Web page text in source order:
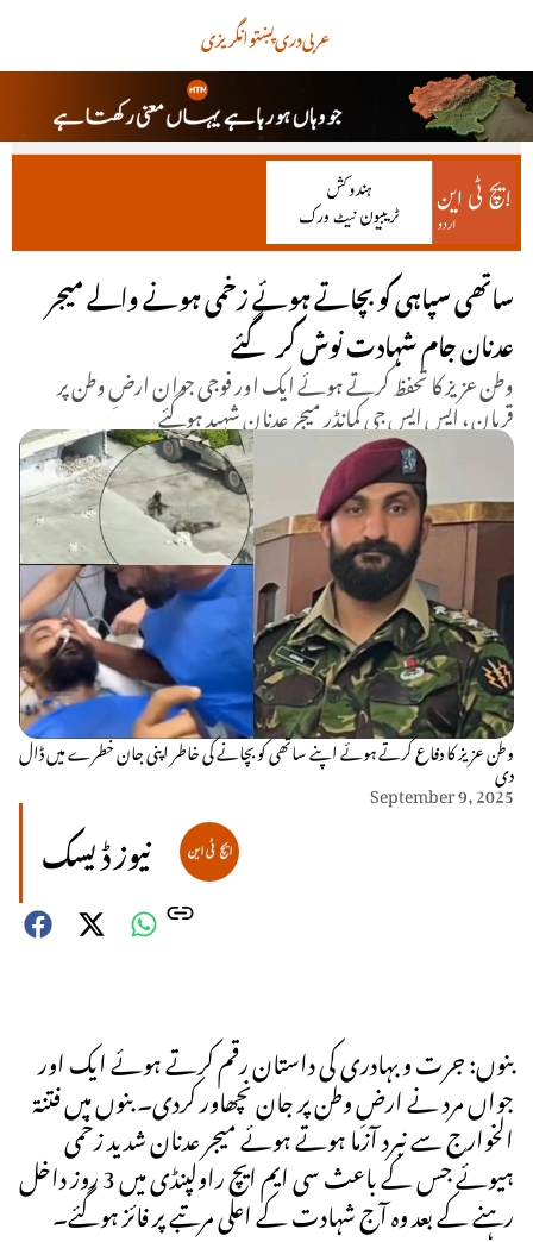
انگریزیپښتودریعربی
ساتھی سپاہی کو بچاتے ہوئے زخمی ہونے والے میجر
عدنان جام شہادت نوش کر گئے
وطن عزیز کا تحفظ کرتے ہوئے ایک اور فوجی جوان ارضِ وطن پر
قربان ، ایس ایس جی کمانڈر میجر عدنان شہید ہوگئے
وطن عزیز کا دفاع کرتے ہوئے اپنے ساتھی کو بچانے کی خاطر اپنی جان خطرے میں ڈال
دی
September 9, 2025
نیوز ڈیسک
بنوں: جرت و بہادری کی داستان رقم کرتے ہوئے ایک اور
جواں مرد نے ارضِ وطن پر جان نچھاور کردی۔ بنوں میں فتنۃ
الخوارج سے نبرد آزما ہوتے ہوئے میجر عدنان شدید زخمی
ہیوئے جس کے باعث سی ایم ایچ راولپنڈی میں 3 روز داخل
رہنے کے بعد وہ آج شہادت کے اعلی مرتبے پر فائز ہوگئے۔